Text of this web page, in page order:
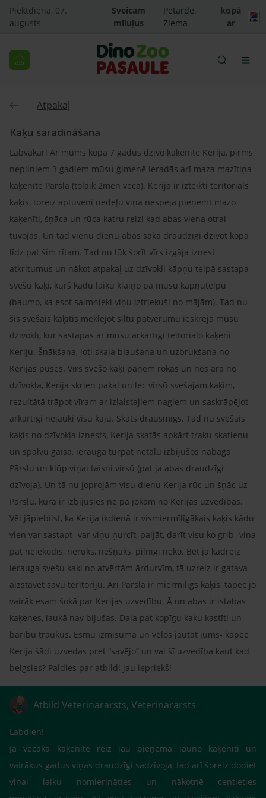
Piektdiena, 07.
augusts
Sveicam
mīluļus
Petarde,
Ziema
kopā
ar
Atpakaļ
Kaķu saradināšana
Labvakar! Ar mums kopā 7 gadus dzīvo kaķenīte Kerija, pirms
nepilniem 3 gadiem mūsu ģimenē ieradās arī maza mazītiņa
kaķenīte Pārsla (tolaik 2mēn veca). Kerija ir izteikti teritoriāls
kaķis, toreiz aptuveni nedēļu viņa nespēja pieņemt mazo
kaķenīti, šņāca un rūca katru reizi kad abas viena otrai
tuvojās. Un tad vienu dienu abas sāka draudzīgi dzīvot kopā
līdz pat šim rītam. Tad nu lūk šorīt vīrs izgāja iznest
atkritumus un nākot atpakaļ uz dzīvokli kāpņu telpā sastapa
svešu kaķi, kurš kādu laiku klaiņo pa mūsu kāpņutelpu
(baumo, ka esot saimnieki viņu iztriekuši no mājām). Tad nu
šis svešais kaķītis meklējot siltu patvērumu ieskrēja mūsu
dzīvoklī, kur sastapās ar mūsu ārkārtīgi teitoriālo kaķeni
Keriju. Šņākšana, ļoti skaļa bļaušana un uzbrukšana no
Kerijas puses. Vīrs svešo kaķi paņem rokās un nes ārā no
dzīvokļa, Kerija skrien pakaļ un lec virsū svešajam kaķim,
rezultātā trāpot vīram ar izlaistajiem nagiem un saskrāpējot
ārkārtīgi nejauki visu kāju. Skats drausmīgs. Tad nu svešais
kaķis no dzīvokļa iznests, Kerija skatās apkārt traku skatienu
un spalvu gaisā, ierauga turpat netālu izbijušos nabaga
Pārslu un klūp viņai taisni virsū (pat ja abas draudzīgi
dzīvoja). Un tā nu joprojām visu dienu Kerija rūc un šņāc uz
Pārslu, kura ir izbijusies ne pa jokam no Kerijas uzvedības.
Vēl jāpiebilst, ka Kerija ikdienā ir vismiermīlīgākais kaķis kādu
vien var sastapt- var viņu ņurcīt, paijāt, darīt visu ko grib- viņa
pat neiekodīs, nerūks, nešņāks, pilnīgi neko. Bet ja kādreiz
ierauga svešu kaķi no atvērtām ārdurvīm, tā uzreiz ir gatava
aizstāvēt savu teritoriju. Arī Pārsla ir miermīlīgs kaķis, tāpēc jo
vairāk esam šokā par Kerijas uzvedību. Ā un abas ir istabas
kaķenes, laukā nav bijušas. Dala pat kopīgu kaķu kastīti un
barību traukus. Esmu izmisumā un vēlos jautāt jums- kāpēc
Kerija šādi uzvedas pret “savējo” un vai šī uzvedība kaut kad
beigsies? Paldies par atbildi jau iepriekš!
Atbild Veterinārārsts, Veterinārārsts
Labdien!
Ja vecākā kaķenīte reiz jau pieņēma jauno kaķenīti un
vairākus gadus viņas draudzīgi sadzīvoja, tad arī šoreiz dodiet
viņai laiku nomierināties un nākotnē centieties